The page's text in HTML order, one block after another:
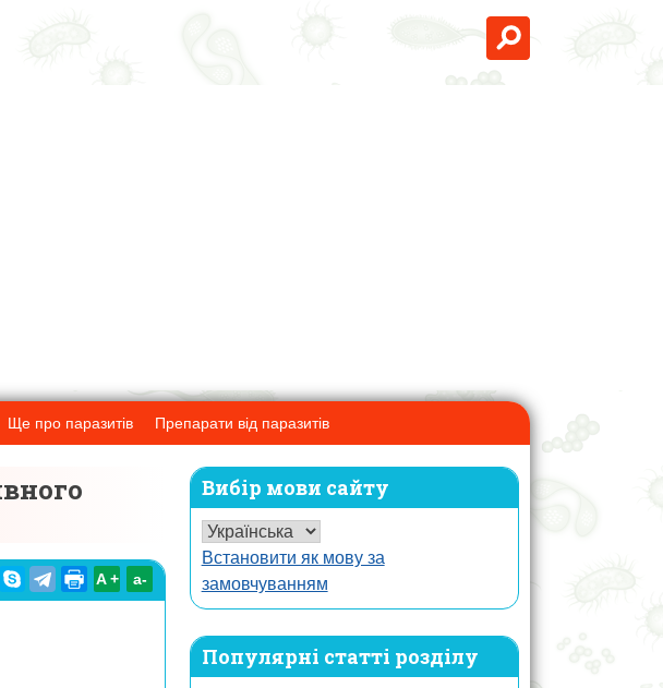
Ще про паразитів Препарати від паразитів
A + а-
Вибір мови сайту
Встановити як мову за
замовчуванням
Популярні статті розділу